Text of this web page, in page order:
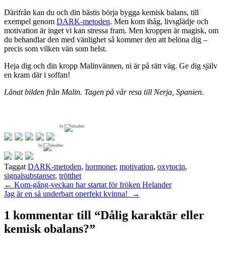
Därifrån kan du och din bästis börja bygga kemisk balans, till
exempel genom DARK-metoden. Men kom ihåg, livsglädje och
motivation är inget vi kan stressa fram. Men kroppen är magisk, om
du behandlar den med vänlighet så kommer den att belöna dig –
precis som vilken vän som helst.
Heja dig och din kropp Malinvännen, ni är på rätt väg. Ge dig själv
en kram där i soffan!
Lånat bilden från Malin. Tagen på vår resa till Nerja, Spanien.
by
by
Taggat DARK-metoden, hormoner, motivation, oxytocin,
signalsubstanser, trötthet
Inläggsnavigering
← Kom-gång-veckan har startat för fröken Helander
Jag är en så underbart operfekt kvinna!
→
1 kommentar till “Dålig karaktär eller
kemisk obalans?”